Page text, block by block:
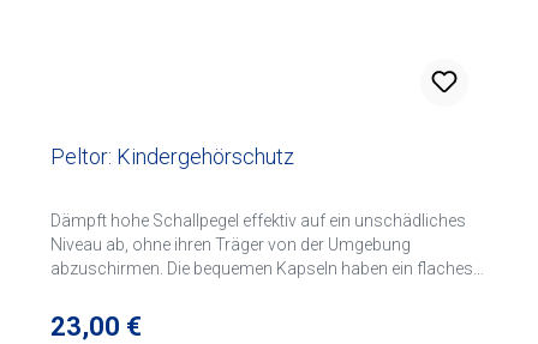
Peltor: Kindergehörschutz
Dämpft hohe Schallpegel effektiv auf ein unschädliches
Niveau ab, ohne ihren Träger von der Umgebung
abzuschirmen. Die bequemen Kapseln haben ein flaches
schaumstoffgefüllten Dichtungsringe sorgen für einen
Regulärer Preis:
23,00 €